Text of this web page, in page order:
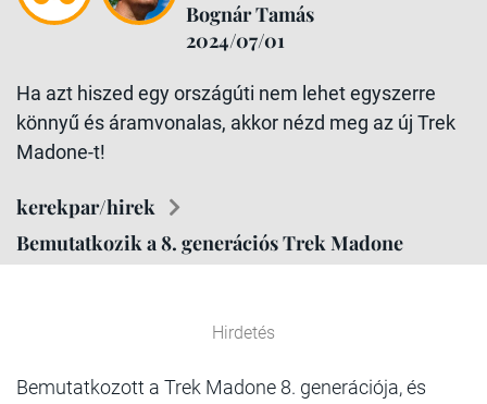
Bognár Tamás
2024/07/01
Ha azt hiszed egy országúti nem lehet egyszerre
könnyű és áramvonalas, akkor nézd meg az új Trek
Madone-t!
kerekpar/hirek
Bemutatkozik a 8. generációs Trek Madone
Hirdetés
Bemutatkozott a Trek Madone 8. generációja, és